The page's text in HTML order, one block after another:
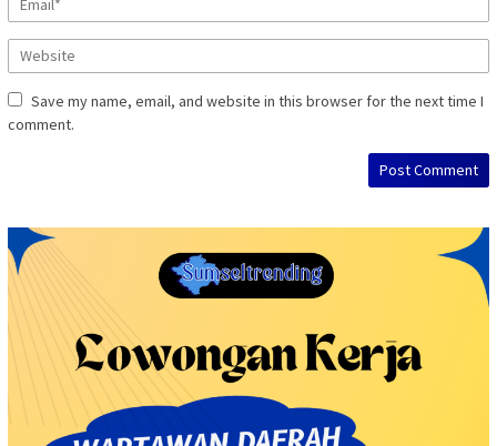
Save my name, email, and website in this browser for the next time I
comment.